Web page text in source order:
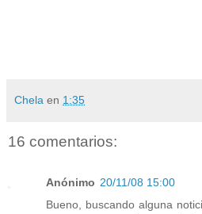
Chela en 1:35
16 comentarios:
Anónimo 20/11/08 15:00
Bueno, buscando alguna